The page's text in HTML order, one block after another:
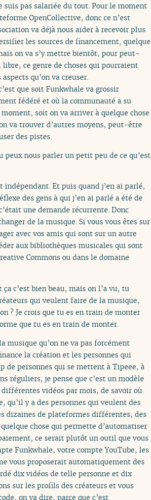
suis pas salariée du tout. Pour le moment
OpenCollective, donc ce n’est
va déjà nous aider à recevoir plus
les sources de financement, quelque
on va s’y mettre bientôt, pour peut-
ce genre de choses qui pourraient
qu’on va creuser.
que soit Funkwhale va grossir
fédéré et où la communauté a su
soit on va arriver à quelque chose
va trouver d’autres moyens, peut-être
des pistes.
peux nous parler un petit peu de ce qu’est
Et puis quand j’en ai parlé,
des gens à qui j’en ai parlé a été de
une demande récurrente. Donc
de la musique. Si vous vous êtes sur
avec vos amis qui sont sur un autre
aux bibliothèques musicales qui sont
Commons ou dans le domaine
c’est bien beau, mais on l’a vu, tu
qui veulent faire de la musique,
? Je crois que tu es en train de monter
que tu es en train de monter.
musique qu’on ne va pas forcément
la création et les personnes qui
de personnes qui se mettent à Tipeee, à
réguliers, je pense que c’est un modèle
vidéos par mois, de savoir où
qu’il y a des personnes qui veulent des
dizaines de plateformes différentes, des
chose qui permette d’automatiser
ce serait plutôt un outil que vous
Funkwhale, votre compte YouTube, les
vous proposerait automatiquement des
dix vidéos de telle personne et dix
sur les profils des créateurs et vous
on va dire, parce que c’est